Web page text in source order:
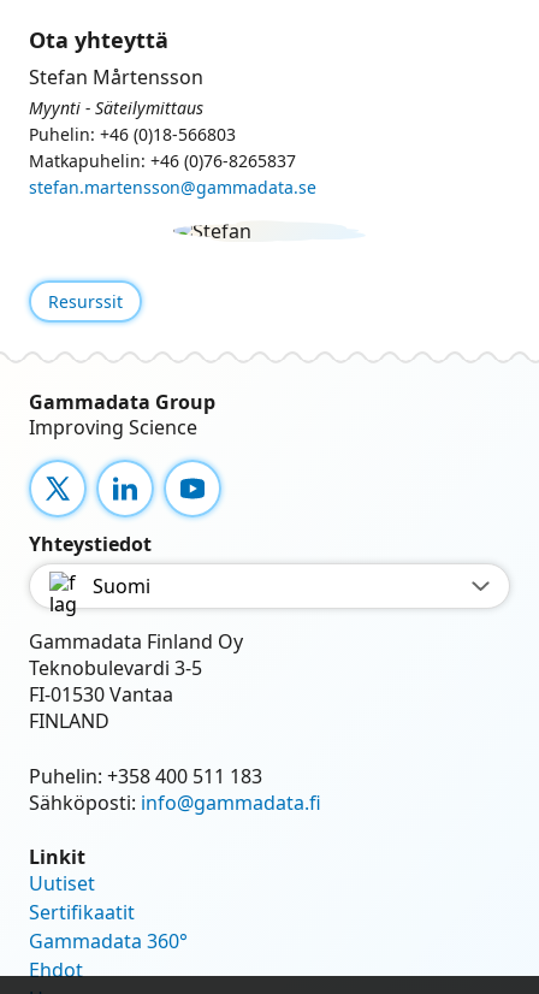
Ota yhteyttä
Stefan Mårtensson
Myynti - Säteilymittaus
Puhelin: +46 (0)18-566803
Matkapuhelin: +46 (0)76-8265837
stefan.martensson@gammadata.se
Resurssit
Gammadata Group
Improving Science
X LinkedInYouTube
Yhteystiedot
Suomi
Gammadata Finland Oy
Teknobulevardi 3-5
FI-01530 Vantaa
FINLAND
Puhelin: +358 400 511 183
Sähköposti: info@gammadata.fi
Linkit
Uutiset
Sertifikaatit
Gammadata 360°
Ehdot